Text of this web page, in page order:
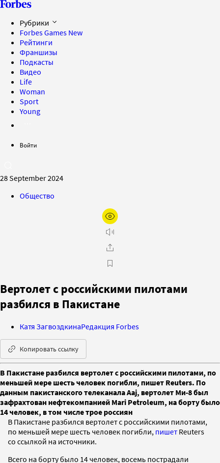
Рубрики
Forbes Games New
Рейтинги
Франшизы
Подкасты
Видео
Life
Woman
Sport
Young
Войти
28 September 2024
Общество
Вертолет с российскими пилотами
разбился в Пакистане
Катя ЗагвоздкинаРедакция Forbes
Копировать ссылку
В Пакистане разбился вертолет с российскими пилотами, по
меньшей мере шесть человек погибли, пишет Reuters. По
данным пакистанского телеканала Aaj, вертолет Ми-8 был
зафрахтован нефтекомпанией Mari Petroleum, на борту было
14 человек, в том числе трое россиян
В Пакистане разбился вертолет с российскими пилотами,
по меньшей мере шесть человек погибли, пишет Reuters
со ссылкой на источники.
Всего на борту было 14 человек, восемь пострадали